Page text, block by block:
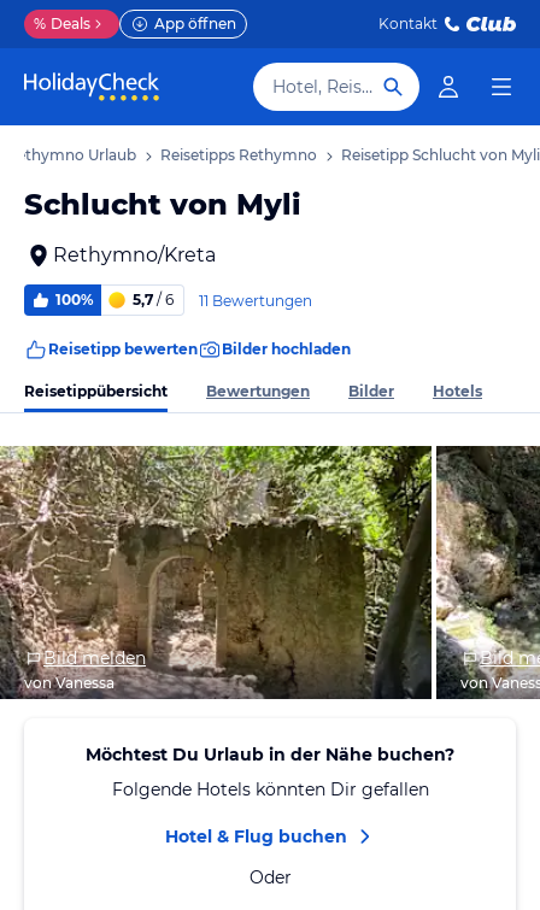
% Deals App öffnen Kontakt
Hotel, Reiseziel
Rethymno Urlaub Reisetipps Rethymno Reisetipp Schlucht von Myli
Schlucht von Myli
Rethymno/Kreta
100% 5,7 / 6 11 Bewertungen
Reisetipp bewerten Bilder hochladen
Reisetippübersicht Bewertungen Bilder Hotels
Bild melden
von Vanessa
Bild
von
Möchtest Du Urlaub in der Nähe buchen?
Folgende Hotels könnten Dir gefallen
Hotel & Flug buchen
Oder